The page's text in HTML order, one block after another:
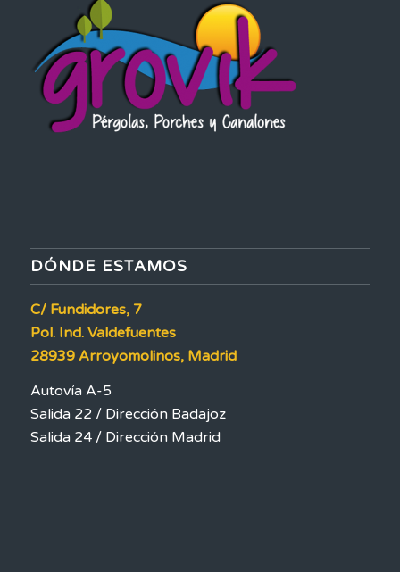
DÓNDE ESTAMOS
C/ Fundidores, 7
Pol. Ind. Valdefuentes
28939 Arroyomolinos, Madrid
Autovía A-5
Salida 22 / Dirección Badajoz
Salida 24 / Dirección Madrid